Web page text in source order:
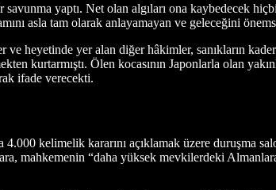
yaptı. Net olan algıları ona kaybedecek
asla tam olarak anlayamayan ve geleceğini
ve heyetinde yer alan diğer hâkimler, sanıkların
kurtarmıştı. Ölen kocasının Japonlarla olan
ifade verecekti.
4.000 kelimelik kararını açıklamak üzere duruşma
mahkemenin “daha yüksek mevkilerdeki